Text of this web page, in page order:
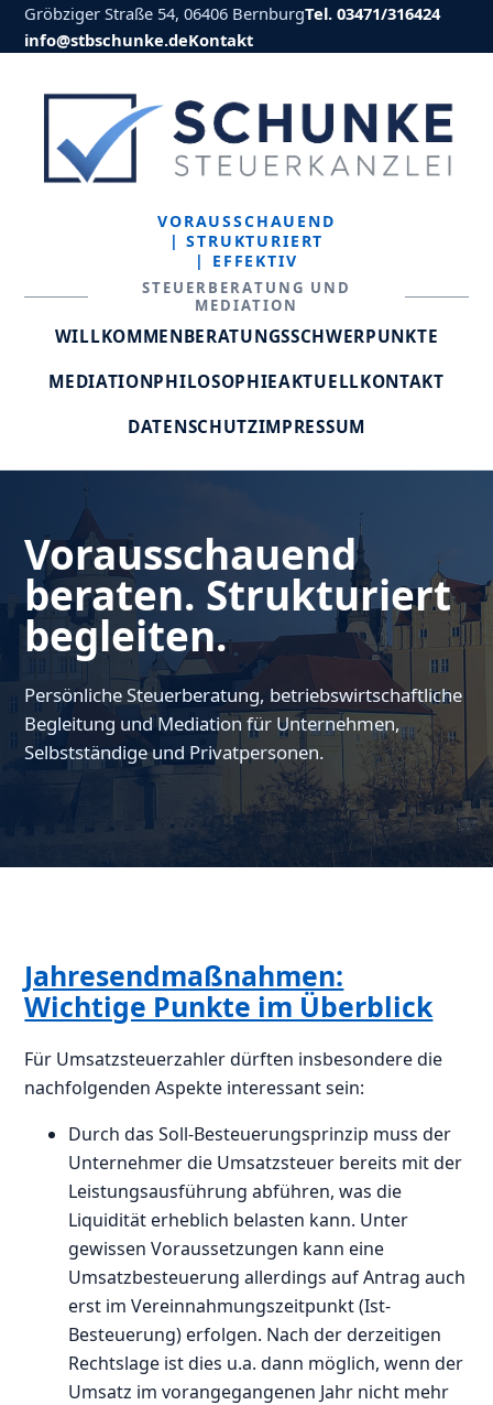
Gröbziger Straße 54, 06406 BernburgTel. 03471/316424
info@stbschunke.deKontakt
VORAUSSCHAUEND
| STRUKTURIERT
| EFFEKTIV
STEUERBERATUNG UND
MEDIATION
WILLKOMMENBERATUNGSSCHWERPUNKTE
MEDIATIONPHILOSOPHIEAKTUELLKONTAKT
DATENSCHUTZIMPRESSUM
Vorausschauend
beraten. Strukturiert
begleiten.
Persönliche Steuerberatung, betriebswirtschaftliche
Begleitung und Mediation für Unternehmen,
Selbstständige und Privatpersonen.
Jahresendmaßnahmen:
Wichtige Punkte im Überblick
Für Umsatzsteuerzahler dürften insbesondere die
nachfolgenden Aspekte interessant sein:
Durch das Soll-Besteuerungsprinzip muss der
Unternehmer die Umsatzsteuer bereits mit der
Leistungsausführung abführen, was die
Liquidität erheblich belasten kann. Unter
gewissen Voraussetzungen kann eine
Umsatzbesteuerung allerdings auf Antrag auch
erst im Vereinnahmungszeitpunkt (Ist-
Besteuerung) erfolgen. Nach der derzeitigen
Rechtslage ist dies u.a. dann möglich, wenn der
Umsatz im vorangegangenen Jahr nicht mehr